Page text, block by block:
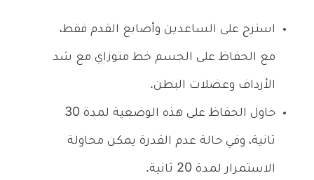
استرح على الساعدين وأصابع القدم فقط،
مع الحفاظ على الجسم خط متوزاي مع شد
الأرداف وعضلات البطن.
حاول الحفاظ على هذه الوضعية لمدة 30
ثانية، وفي حالة عدم القدرة يمكن محاولة
الاستمرار لمدة 20 ثانية.